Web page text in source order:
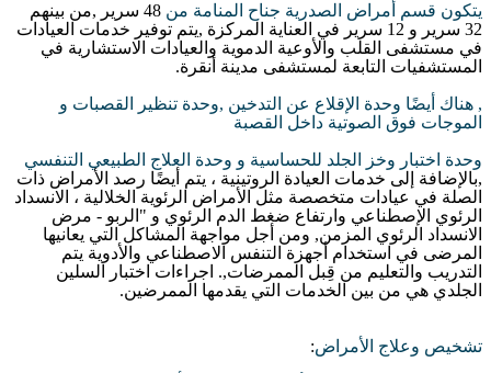
يتكون قسم أمراض الصدرية جناح المنامة من 48 سرير ,من بينهم
32 سرير و 12 سرير في العناية المركزة ,يتم توفير خدمات العيادات
في مستشفى القلب والأوعية الدموية والعيادات الاستشارية في
المستشفيات التابعة لمستشفى مدينة أنقرة.
, هناك أيضًا وحدة الإقلاع عن التدخين ,وحدة تنظير القصبات و
الموجات فوق الصوتية داخل القصبة
وحدة اختبار وخز الجلد للحساسية و وحدة العلاج الطبيعي التنفسي
,بالإضافة إلى خدمات العيادة الروتينية ، يتم أيضًا رصد الأمراض ذات
الصلة في عيادات متخصصة مثل الأمراض الرئوية الخلالية ، الانسداد
الرئوي الإصطناعي وارتفاع ضغط الدم الرئوي و " الربو - مرض
الانسداد الرئوي المزمن, ومن أجل مواجهة المشاكل التي يعانيها
المرضى في استخدام أجهزة التنفس الاصطناعي والأدوية يتم
التدريب والتعليم من قِبل الممرضات,. اجراءات اختبار السلين
الجلدي هي من بين الخدمات التي يقدمها الممرضين.
تشخيص وعلاج الأمراض: